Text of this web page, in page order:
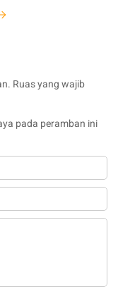
Ruas yang wajib
pada peramban ini